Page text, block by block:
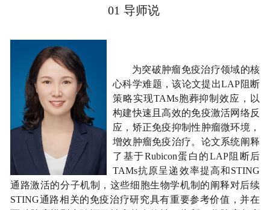
01 导师说
为突破肿瘤免疫治疗领域的核
心科学难题，该论文提出LAP阻断
策略实现TAMs胞葬抑制效应，以
构建快速且高效的免疫激活网络反
应，矫正免疫抑制性肿瘤微环境，
增效肿瘤免疫治疗。论文系统阐释
了基于Rubicon蛋白的LAP阻断后
TAMs抗原呈递效率提高和STING
通路激活的分子机制，这些细胞生物学机制的阐释对后续
STING通路相关的免疫治疗研究具有重要参考价值，并在